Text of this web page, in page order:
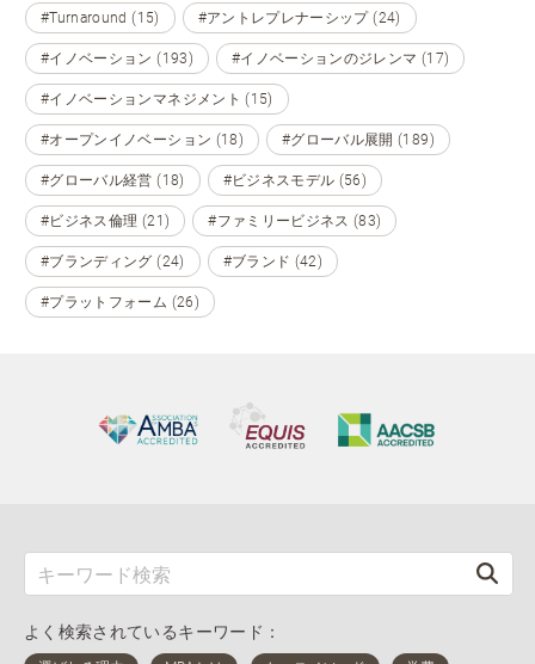
#Turnaround (15) #アントレプレナーシップ (24)
#イノベーション (193) #イノベーションのジレンマ (17)
#イノベーションマネジメント (15)
#オープンイノベーション (18) #グローバル展開 (189)
#グローバル経営 (18) #ビジネスモデル (56)
#ビジネス倫理 (21) #ファミリービジネス (83)
#ブランディング (24) #ブランド (42)
#プラットフォーム (26)
よく検索されているキーワード：